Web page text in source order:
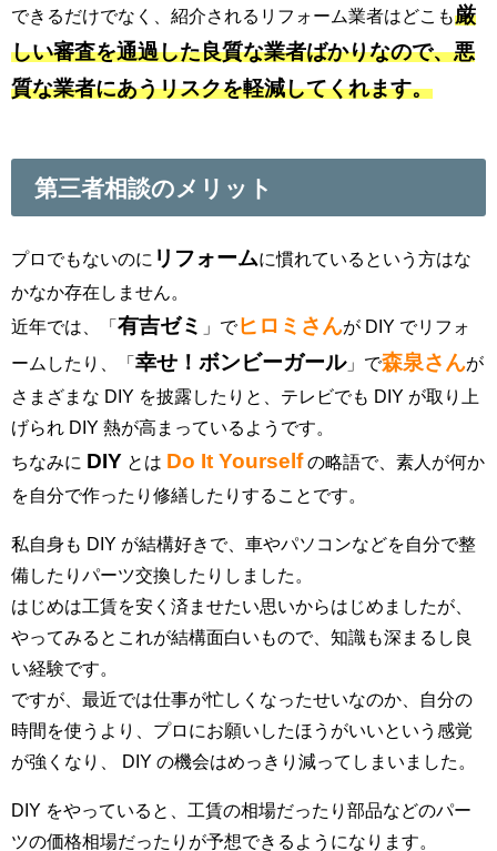
できるだけでなく、紹介されるリフォーム業者はどこも厳
しい審査を通過した良質な業者ばかりなので、悪
質な業者にあうリスクを軽減してくれます。
第三者相談のメリット
プロでもないのに リフォームに慣れているという方はな
かなか存在しません。
近年では、「 有吉ゼミ 」でヒロミさんが DIY でリフォ
ームしたり、「 幸せ！ボンビーガール」で森泉さんが
さまざまな DIY を披露したりと、テレビでも DIY が取り上
げられ DIY 熱が高まっているようです。
ちなみに DIY とは Do It Yourselfの略語で、素人が何か
を自分で作ったり修繕したりすることです。
私自身も DIY が結構好きで、車やパソコンなどを自分で整
備したりパーツ交換したりしました。
はじめは工賃を安く済ませたい思いからはじめましたが、
やってみるとこれが結構面白いもので、知識も深まるし良
い経験です。
ですが、最近では仕事が忙しくなったせいなのか、自分の
時間を使うより、プロにお願いしたほうがいいという感覚
が強くなり、 DIY の機会はめっきり減ってしまいました。
DIY をやっていると、工賃の相場だったり部品などのパー
ツの価格相場だったりが予想できるようになります。